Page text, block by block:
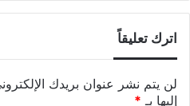
اترك تعليقاً
لن يتم نشر عنوان بريدك
إليها بـ *